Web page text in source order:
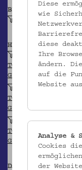
BEITRAGENDE/R
Krpata, Margit Z
HERKUNFT
Griechenland
TGN
GEONAMES
Zypern
TGN
GEONAMES
Paphos
TGN
GEONAMES
DATIERUNG
Diese
wie
diese
Ihre
ändern.
auf die
Website
Analyse &
Cookies
der